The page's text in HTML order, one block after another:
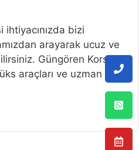
ihtiyacınızda bizi
arayarak ucuz ve
Güngören Korsan
araçları ve uzman